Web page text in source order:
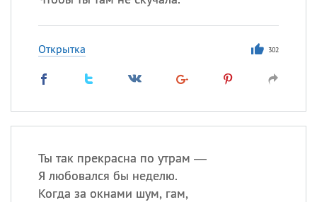
Открытка 302
Ты так прекрасна по утрам —
Я любовался бы неделю.
Когда за окнами шум, гам,